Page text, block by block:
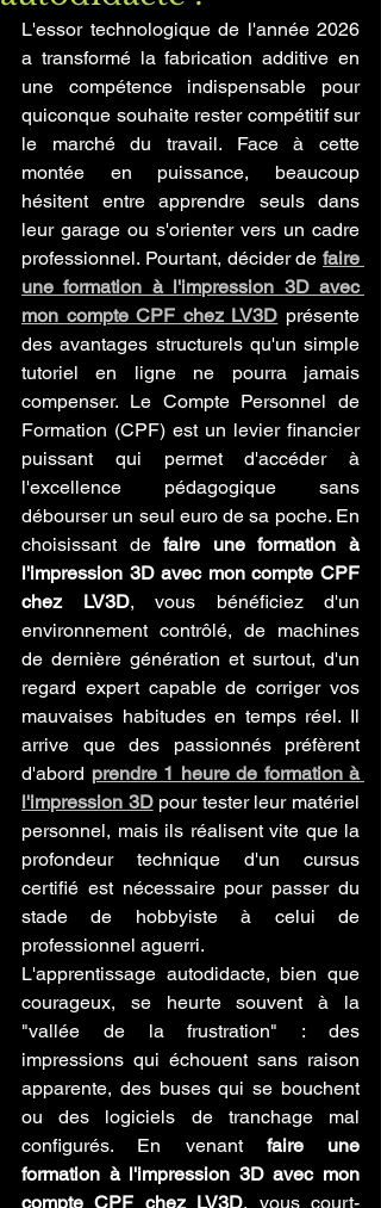
L'essor technologique de l'année 2026
a transformé la fabrication additive en
une compétence indispensable pour
quiconque souhaite rester compétitif sur
le marché du travail. Face à cette
montée en puissance, beaucoup
hésitent entre apprendre seuls dans
leur garage ou s'orienter vers un cadre
professionnel. Pourtant, décider de faire
une formation à l'impression 3D avec
mon compte CPF chez LV3D présente
des avantages structurels qu'un simple
tutoriel en ligne ne pourra jamais
compenser. Le Compte Personnel de
Formation (CPF) est un levier financier
puissant qui permet d'accéder à
l'excellence pédagogique sans
débourser un seul euro de sa poche. En
choisissant de faire une formation à
l'impression 3D avec mon compte CPF
chez LV3D, vous bénéficiez d'un
environnement contrôlé, de machines
de dernière génération et surtout, d'un
regard expert capable de corriger vos
mauvaises habitudes en temps réel. Il
arrive que des passionnés préfèrent
d'abord prendre 1 heure de formation à
l'impression 3D pour tester leur matériel
personnel, mais ils réalisent vite que la
profondeur technique d'un cursus
certifié est nécessaire pour passer du
stade de hobbyiste à celui de
professionnel aguerri.
L'apprentissage autodidacte, bien que
courageux, se heurte souvent à la
"vallée de la frustration" : des
impressions qui échouent sans raison
apparente, des buses qui se bouchent
ou des logiciels de tranchage mal
configurés. En venant faire une
formation à l'impression 3D avec mon
compte CPF chez LV3D, vous court-